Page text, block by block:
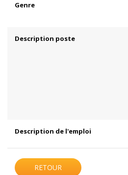
Genre
Description poste
Description de l'emploi
RETOUR